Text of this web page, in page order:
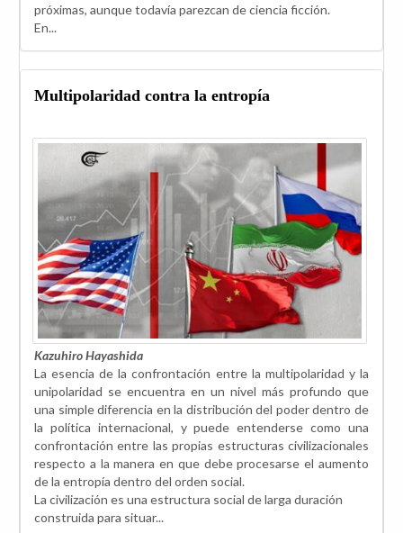
próximas, aunque todavía parezcan de ciencia ficción.
En...
Multipolaridad contra la entropía
Kazuhiro Hayashida
La esencia de la confrontación entre la multipolaridad y la
unipolaridad se encuentra en un nivel más profundo que
una simple diferencia en la distribución del poder dentro de
la política internacional, y puede entenderse como una
confrontación entre las propias estructuras civilizacionales
respecto a la manera en que debe procesarse el aumento
de la entropía dentro del orden social.
La civilización es una estructura social de larga duración
construida para situar...